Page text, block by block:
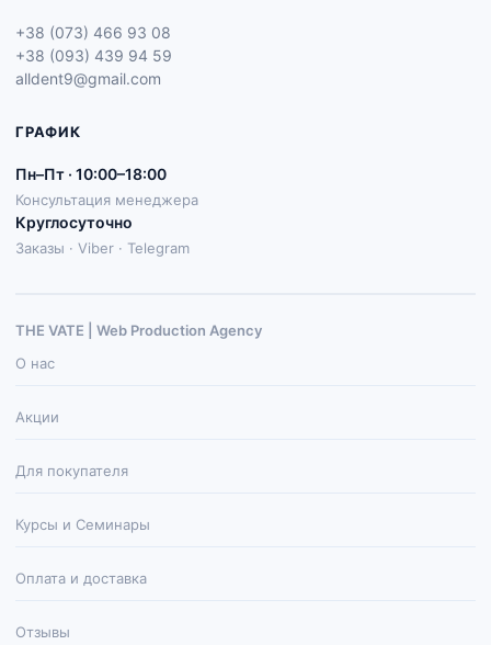
+38 (073) 466 93 08
+38 (093) 439 94 59
alldent9@gmail.com
ГРАФИК
Пн–Пт · 10:00–18:00
Консультация менеджера
Круглосуточно
Заказы · Viber · Telegram
THE VATE | Web Production Agenсy
О нас
Акции
Для покупателя
Курсы и Семинары
Оплата и доставка
Отзывы